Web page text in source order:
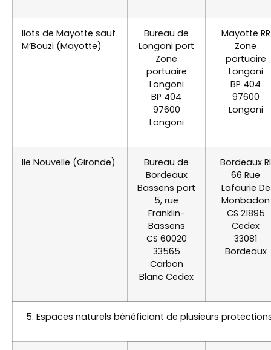
Ilots de Mayotte sauf
M’Bouzi (Mayotte)
Bureau de
Longoni port
Zone
portuaire
Longoni
BP 404
97600
Longoni
Mayotte RR
Zone
portuaire
Longoni
BP 404
97600
Longoni
Ile Nouvelle (Gironde)
Bureau de
Bordeaux
Bassens port
5, rue
Franklin-
Bassens
CS 60020
33565
Carbon
Blanc Cedex
Bordeaux RI
66 Rue
Lafaurie De
Monbadon
CS 21895
Cedex
33081
Bordeaux
5. Espaces naturels bénéficiant de plusieurs